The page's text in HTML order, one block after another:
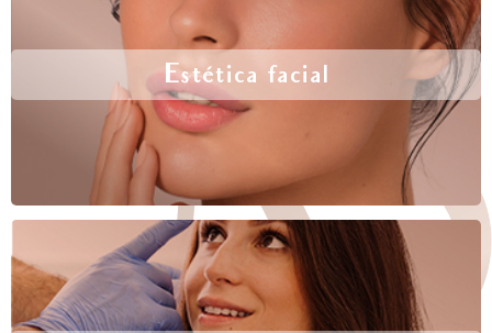
Estética facial